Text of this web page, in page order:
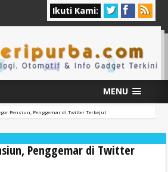
Ikuti Kami:
MENU
Pensiun, Penggemar di Twitter Terkejut
Penggemar di Twitter